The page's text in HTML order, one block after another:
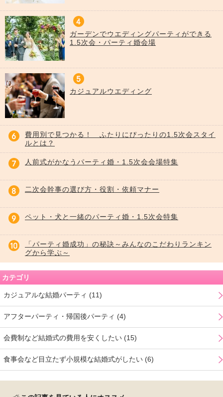
ガーデンでウエディングパーティができる
1.5次会・パーティ婚会場
カジュアルウエディング
費用別で見つかる！ ふたりにぴったりの1.5次会スタイ
ルとは？
人前式がかなうパーティ婚・1.5次会会場特集
二次会幹事の選び方・役割・依頼マナー
ペット・犬と一緒のパーティ婚・1.5次会特集
「パーティ婚成功」の秘訣～みんなのこだわりランキン
グから学ぶ～
カテゴリ
カジュアルな結婚パーティ (11)
アフターパーティ・帰国後パーティ (4)
会費制など結婚式の費用を安くしたい (15)
食事会など目立たず小規模な結婚式がしたい (6)